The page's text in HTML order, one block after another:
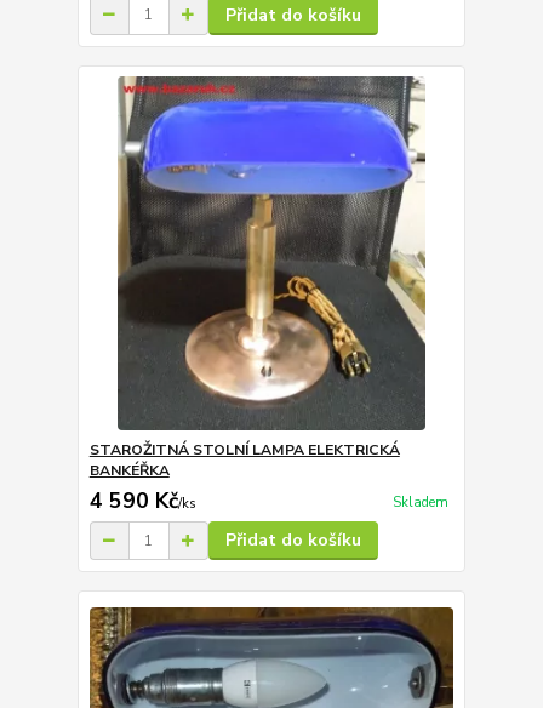
Přidat do košíku
STAROŽITNÁ STOLNÍ LAMPA ELEKTRICKÁ
BANKÉŘKA
4 590 Kč/ks Skladem
Přidat do košíku